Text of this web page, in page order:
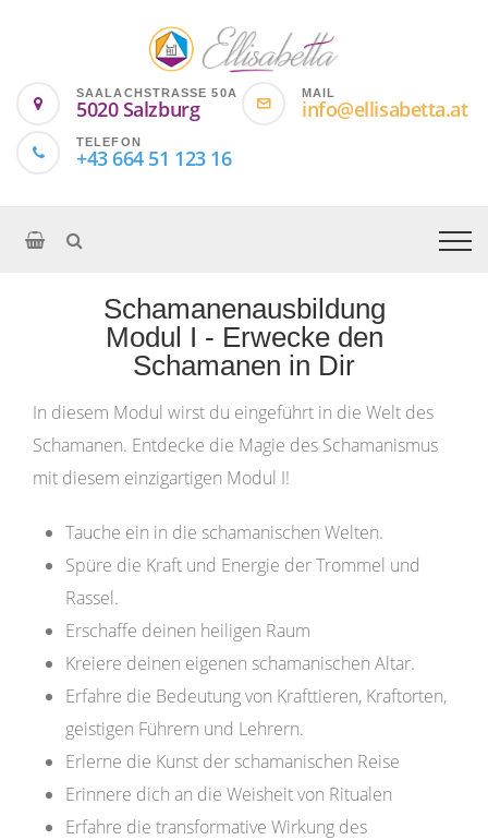
SAALACHSTRASSE 50A
5020 Salzburg
MAIL
info@ellisabetta.at
TELEFON
+43 664 51 123 16
Schamanenausbildung
Modul I - Erwecke den
Schamanen in Dir
In diesem Modul wirst du eingeführt in die Welt des
Schamanen. Entdecke die Magie des Schamanismus
mit diesem einzigartigen Modul I!
Tauche ein in die schamanischen Welten.
Spüre die Kraft und Energie der Trommel und
Rassel.
Erschaffe deinen heiligen Raum
Kreiere deinen eigenen schamanischen Altar.
Erfahre die Bedeutung von Krafttieren, Kraftorten,
geistigen Führern und Lehrern.
Erlerne die Kunst der schamanischen Reise
Erinnere dich an die Weisheit von Ritualen
Erfahre die transformative Wirkung des